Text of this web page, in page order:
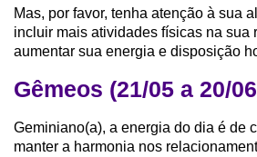
Mas, por favor, tenha atenção à sua
incluir mais atividades físicas na sua
aumentar sua energia e disposição
Gêmeos (21/05 a 20/
Geminiano(a), a energia do dia é de
manter a harmonia nos